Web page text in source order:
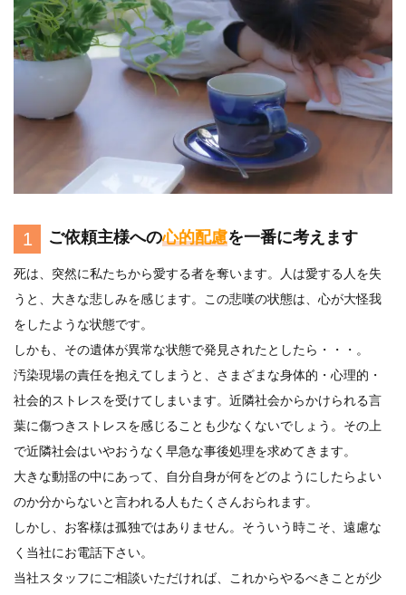
1 ご依頼主様への心的配慮を一番に考えます
死は、突然に私たちから愛する者を奪います。人は愛する人を失
うと、大きな悲しみを感じます。この悲嘆の状態は、心が大怪我
をしたような状態です。
しかも、その遺体が異常な状態で発見されたとしたら・・・。
汚染現場の責任を抱えてしまうと、さまざまな身体的・心理的・
社会的ストレスを受けてしまいます。近隣社会からかけられる言
葉に傷つきストレスを感じることも少なくないでしょう。その上
で近隣社会はいやおうなく早急な事後処理を求めてきます。
大きな動揺の中にあって、自分自身が何をどのようにしたらよい
のか分からないと言われる人もたくさんおられます。
しかし、お客様は孤独ではありません。そういう時こそ、遠慮な
く当社にお電話下さい。
当社スタッフにご相談いただければ、これからやるべきことが少